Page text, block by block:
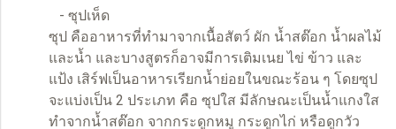
- ซุปเห็ด
ซุป คืออาหารที่ทำมาจากเนื้อสัตว์ ผัก น้ำสต๊อก น้ำผลไม้
และน้ำ และบางสูตรก็อาจมีการเติมเนย ไข่ ข้าว และ
แป้ง เสิร์ฟเป็นอาหารเรียกน้ำย่อยในขณะร้อน ๆ โดยซุป
จะแบ่งเป็น 2 ประเภท คือ ซุปใส มีลักษณะเป็นน้ำแกงใส
ทำจากน้ำสต๊อก จากกระดูกหมู กระดูกไก่ หรือดูกวัว